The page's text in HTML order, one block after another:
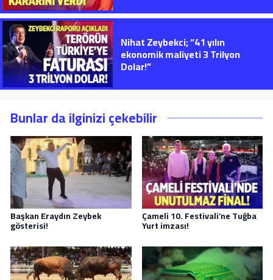
Nihat Zeybekci; “41 yılın
ekonomik maliyeti 3 Trilyon
Dolar!”
Bunlar da ilginizi çekebilir
Başkan Eraydın Zeybek
gösterisi!
Çameli 10. Festivali’ne Tuğba
Yurt imzası!